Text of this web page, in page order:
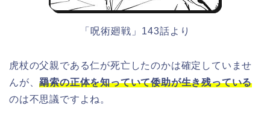
「呪術廻戦」143話より
虎杖の父親である仁が死亡したのかは確定していませ
んが、羂索の正体を知っていて倭助が生き残っている
のは不思議ですよね。